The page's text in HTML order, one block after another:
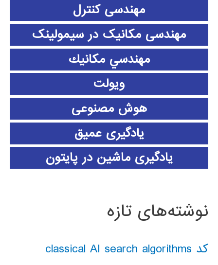
مهندسی کنترل
مهندسی مکانیک در سیمولینک
مهندسي مكانيك
ویولت
هوش مصنوعی
یادگیری عمیق
یادگیری ماشین در پایتون
نوشته‌های تازه
کد classical AI search algorithms